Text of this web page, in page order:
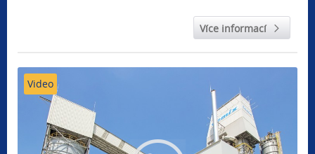
Více informací
Video